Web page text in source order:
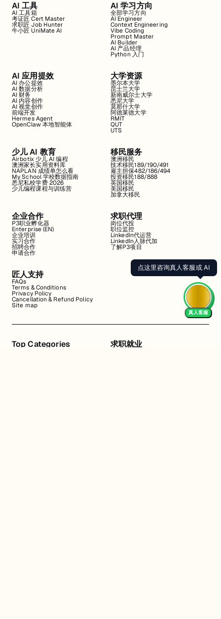
AI 工具
AI 工具箱
考证匠 Cert Master
求职匠 Job Hunter
牛小匠 UniMate AI
AI 学习方向
全部学习方向
AI Engineer
Context Engineering
Vibe Coding
Prompt Master
AI Builder
AI 产品经理
Python 入门
AI 应用提效
AI 办公提效
AI 数据分析
AI 财务
AI 内容创作
AI 视觉创作
前端开发
Hermes Agent
OpenClaw 本地智能体
大学资源
墨尔本大学
昆士兰大学
新南威尔士大学
悉尼大学
莫那什大学
阿德莱德大学
RMIT
QUT
UTS
少儿 AI 教育
Airbotix 少儿 AI 编程
澳洲家长实用资料库
NAPLAN 成绩单怎么看
My School 学校数据指南
悉尼私校学费 2026
少儿编程课程与训练营
移民服务
澳洲移民
技术移民189/190/491
雇主担保482/186/494
投资移民188/888
英国移民
美国移民
加拿大移民
企业合作
P3职业孵化器
Enterprise (EN)
企业培训
实习合作
招聘合作
申请合作
求职代理
岗位代投
职位监控
LinkedIn代运营
LinkedIn人脉代加
了解P3项目
匠人支持
FAQs
Terms & Conditions
Privacy Policy
Cancellation & Refund Policy
Site map
Top Categories 求职就业
点这里咨询真人客服或 AI
真人客服